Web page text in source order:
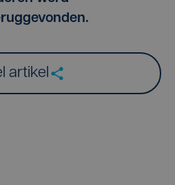
artikel